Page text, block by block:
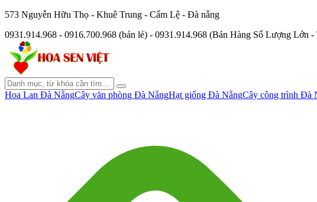
573 Nguyễn Hữu Thọ - Khuê Trung - Cẩm Lệ - Đà nẵng
0931.914.968 - 0916.700.968 (bán lẻ) - 0931.914.968 (Bán Hàng Số Lượng Lớn
Hoa Lan Đà NẵngCây văn phòng Đà NẵngHạt giống Đà NẵngCây công trình Đà